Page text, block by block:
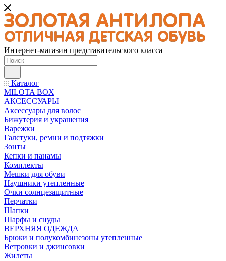
Интернет-магазин представительского класса
Каталог
MILOTA BOX
АКСЕССУАРЫ
Аксессуары для волос
Бижутерия и украшения
Варежки
Галстуки, ремни и подтяжки
Зонты
Кепки и панамы
Комплекты
Мешки для обуви
Наушники утепленные
Очки солнцезащитные
Перчатки
Шапки
Шарфы и снуды
ВЕРХНЯЯ ОДЕЖДА
Брюки и полукомбинезоны утепленные
Ветровки и джинсовки
Жилеты